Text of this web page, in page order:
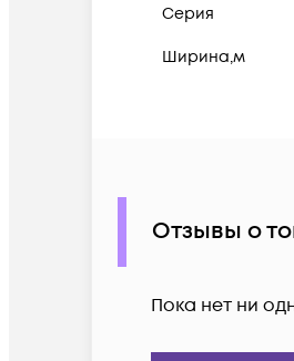
Серия
Ширина,м
Отзывы о
Пока нет ни